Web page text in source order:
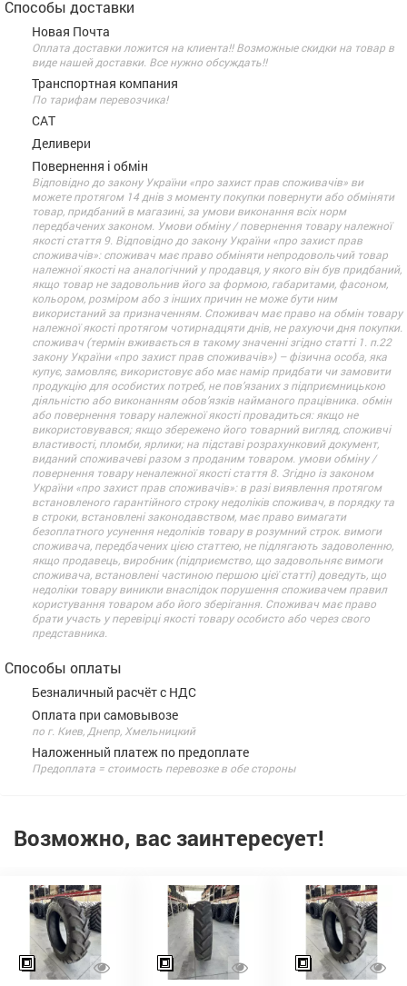
Способы доставки
Новая Почта
Оплата доставки ложится на клиента!! Возможные скидки на товар в
виде нашей доставки. Все нужно обсуждать!!
Транспортная компания
По тарифам перевозчика!
САТ
Деливери
Повернення і обмін
Відповідно до закону України «про захист прав споживачів» ви
можете протягом 14 днів з моменту покупки повернути або обміняти
товар, придбаний в магазині, за умови виконання всіх норм
передбачених законом. Умови обміну / повернення товару належної
якості стаття 9. Відповідно до закону України «про захист прав
споживачів»: споживач має право обміняти непродовольчий товар
належної якості на аналогічний у продавця, у якого він був придбаний,
якщо товар не задовольнив його за формою, габаритами, фасоном,
кольором, розміром або з інших причин не може бути ним
використаний за призначенням. Споживач має право на обмін товару
належної якості протягом чотирнадцяти днів, не рахуючи дня покупки.
споживач (термін вживається в такому значенні згідно статті 1. п.22
закону України «про захист прав споживачів») – фізична особа, яка
купує, замовляє, використовує або має намір придбати чи замовити
продукцію для особистих потреб, не пов’язаних з підприємницькою
діяльністю або виконанням обов’язків найманого працівника. обмін
або повернення товару належної якості провадиться: якщо не
використовувався; якщо збережено його товарний вигляд, споживчі
властивості, пломби, ярлики; на підставі розрахунковий документ,
виданий споживачеві разом з проданим товаром. умови обміну /
повернення товару неналежної якості стаття 8. Згідно із законом
України «про захист прав споживачів»: в разі виявлення протягом
встановленого гарантійного строку недоліків споживач, в порядку та
в строки, встановлені законодавством, має право вимагати
безоплатного усунення недоліків товару в розумний строк. вимоги
споживача, передбачених цією статтею, не підлягають задоволенню,
якщо продавець, виробник (підприємство, що задовольняє вимоги
споживача, встановлені частиною першою цієї статті) доведуть, що
недоліки товару виникли внаслідок порушення споживачем правил
користування товаром або його зберігання. Споживач має право
брати участь у перевірці якості товару особисто або через свого
представника.
Способы оплаты
Безналичный расчёт с НДС
Оплата при самовывозе
по г. Киев, Днепр, Хмельницкий
Наложенный платеж по предоплате
Предоплата = стоимость перевозке в обе стороны
Возможно, вас заинтересует!